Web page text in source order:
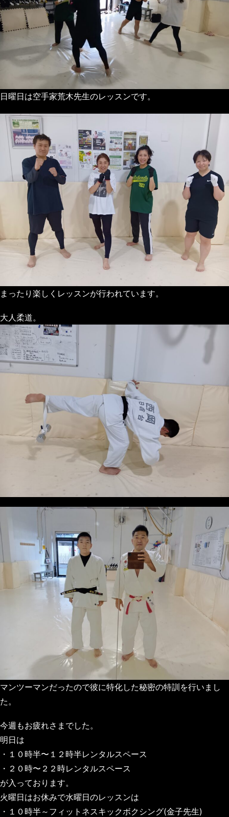
日曜日は空手家荒木先生のレッスンです。
まったり楽しくレッスンが行われています。
大人柔道。
マンツーマンだったので彼に特化した秘密の特訓を行いまし
た。
今週もお疲れさまでした。
明日は
・１０時半〜１２時半レンタルスペース
・２０時〜２２時レンタルスペース
が入っております。
火曜日はお休みで水曜日のレッスンは
・１０時半～フィットネスキックボクシング(金子先生)